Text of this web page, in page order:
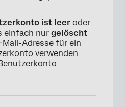
ist leer oder
einfach nur gelöscht
Adresse für ein
verwenden